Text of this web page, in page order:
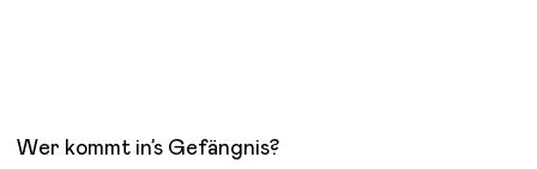
Wer kommt in’s Gefängnis?